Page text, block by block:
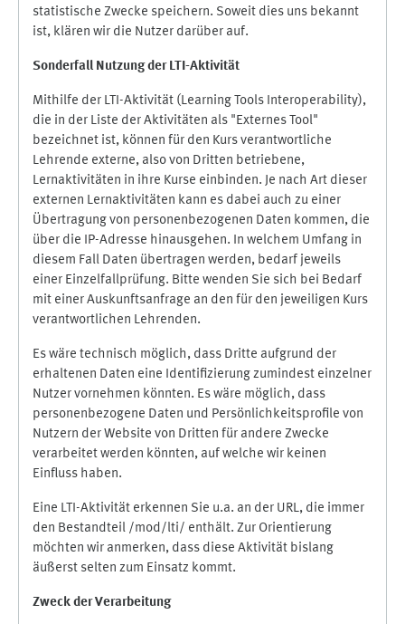
statistische Zwecke speichern. Soweit dies uns bekannt
ist, klären wir die Nutzer darüber auf.
Sonderfall Nutzung der LTI-Aktivität
Mithilfe der LTI-Aktivität (Learning Tools Interoperability),
die in der Liste der Aktivitäten als "Externes Tool"
bezeichnet ist, können für den Kurs verantwortliche
Lehrende externe, also von Dritten betriebene,
Lernaktivitäten in ihre Kurse einbinden. Je nach Art dieser
externen Lernaktivitäten kann es dabei auch zu einer
Übertragung von personenbezogenen Daten kommen, die
über die IP-Adresse hinausgehen. In welchem Umfang in
diesem Fall Daten übertragen werden, bedarf jeweils
einer Einzelfallprüfung. Bitte wenden Sie sich bei Bedarf
mit einer Auskunftsanfrage an den für den jeweiligen Kurs
verantwortlichen Lehrenden.
Es wäre technisch möglich, dass Dritte aufgrund der
erhaltenen Daten eine Identifizierung zumindest einzelner
Nutzer vornehmen könnten. Es wäre möglich, dass
personenbezogene Daten und Persönlichkeitsprofile von
Nutzern der Website von Dritten für andere Zwecke
verarbeitet werden könnten, auf welche wir keinen
Einfluss haben.
Eine LTI-Aktivität erkennen Sie u.a. an der URL, die immer
den Bestandteil /mod/lti/ enthält. Zur Orientierung
möchten wir anmerken, dass diese Aktivität bislang
äußerst selten zum Einsatz kommt.
Zweck der Verarbeitung